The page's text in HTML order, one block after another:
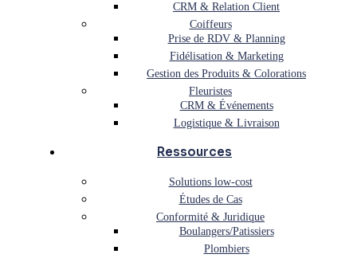
CRM & Relation Client
Coiffeurs
Prise de RDV & Planning
Fidélisation & Marketing
Gestion des Produits & Colorations
Fleuristes
CRM & Événements
Logistique & Livraison
Ressources
Solutions low-cost
Études de Cas
Conformité & Juridique
Boulangers/Patissiers
Plombiers